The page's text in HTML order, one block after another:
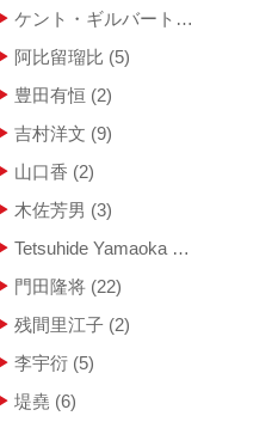
ケント・ギルバート (4)
阿比留瑠比 (5)
豊田有恒 (2)
吉村洋文 (9)
山口香 (2)
木佐芳男 (3)
Tetsuhide Yamaoka
門田隆将 (22)
残間里江子 (2)
李宇衍 (5)
堤堯 (6)